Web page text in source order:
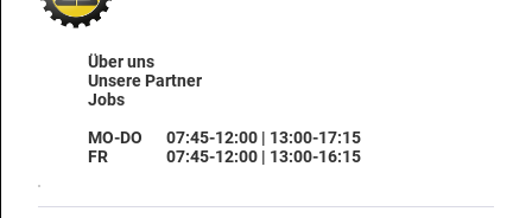
Über uns
Unsere Partner
Jobs
MO-DO
FR
07:45-12:00 | 13:00-17:15
07:45-12:00 | 13:00-16:15